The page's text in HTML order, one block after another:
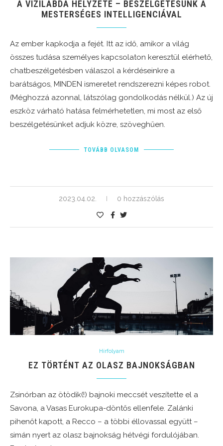
A VÍZILABDA HELYZETE – BESZÉLGETÉSÜNK A
MESTERSÉGES INTELLIGENCIÁVAL
Az ember kapkodja a fejét. Itt az idő, amikor a világ
összes tudása személyes kapcsolaton keresztül elérhető,
chatbeszélgetésben válaszol a kérdéseinkre a
barátságos, MINDEN ismeretet rendszerezni képes robot.
(Méghozzá azonnal, látszólag gondolkodás nélkül.) Az új
eszköz várható hatása felmérhetetlen, mi most az első
beszélgetésünket adjuk közre, szöveghűen.
TOVÁBB OLVASOM
2023.04.02. 0 hozzászólás
Hírfolyam
EZ TÖRTÉNT AZ OLASZ BAJNOKSÁGBAN
Zsinórban az ötödik(!) bajnoki meccsét veszítette el a
Savona, a Vasas Eurokupa-döntős ellenfele. Zalánki
pihenőt kapott, a Recco – a többi éllovassal együtt –
simán nyert az olasz bajnokság hétvégi fordulójában.